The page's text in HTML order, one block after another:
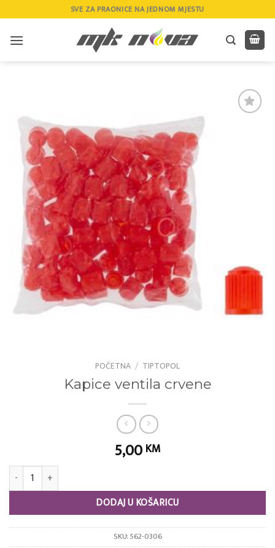
to
content
SVE ZA PRAONICE NA JEDNOM MJESTU
POČETNA / TIPTOPOL
Kapice ventila crvene
5,00 KM
Kapice ventila crvene količina
DODAJ U KOŠARICU
SKU:562-0306